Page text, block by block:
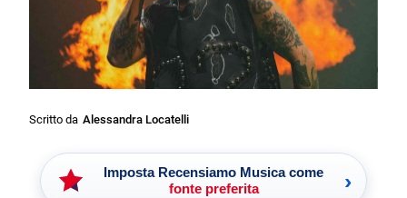
Scritto da Alessandra Locatelli
Imposta Recensiamo Musica come
fonte preferita
›